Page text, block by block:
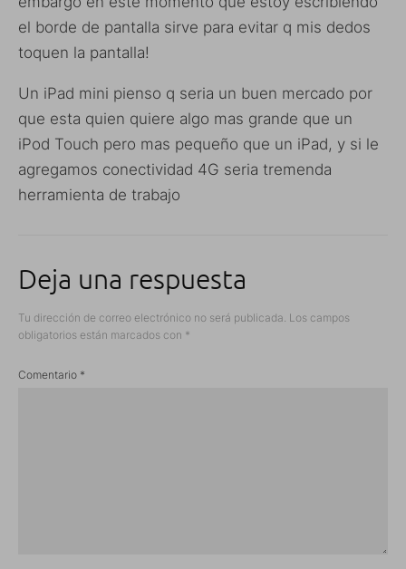
el borde de pantalla sirve para evitar q mis dedos
toquen la pantalla!
Un iPad mini pienso q seria un buen mercado por
que esta quien quiere algo mas grande que un
iPod Touch pero mas pequeño que un iPad, y si le
agregamos conectividad 4G seria tremenda
herramienta de trabajo
Deja una respuesta
Tu dirección de correo electrónico no será publicada. Los campos
obligatorios están marcados con *
Comentario *